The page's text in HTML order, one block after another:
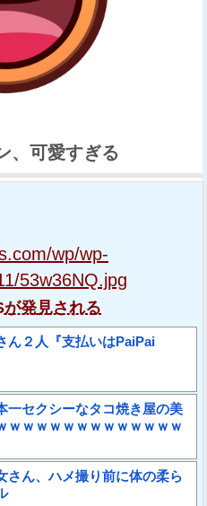
、可愛すぎる
wp/wp-
53w36NQ.jpg
が発見される
ん２人『支払いはPaiPai
一セクシーなタコ焼き屋の美
ｗｗｗｗｗｗｗｗｗｗｗｗｗ
さん、ハメ撮り前に体の柔ら